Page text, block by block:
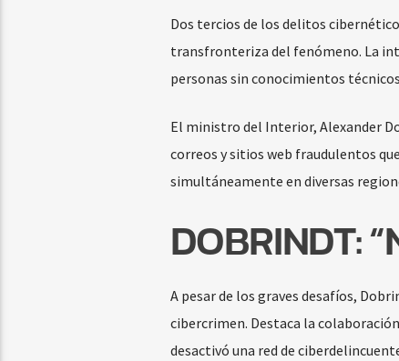
Dos tercios de los delitos
transfronteriza del fenómeno. La
personas sin conocimientos
El ministro del Interior, Alexander
correos y sitios web fraudulentos
simultáneamente en diversas
DOBRINDT:
A pesar de los graves desafíos,
cibercrimen. Destaca la
desactivó una red de